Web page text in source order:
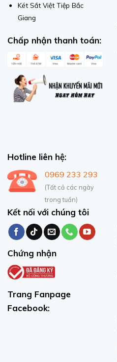
Két Sắt Việt Tiệp Bắc
Giang
Chấp nhận thanh toán:
Hotline liên hệ:
0969 233 293
(Tất cả các ngày
trong tuần)
Kết nối với chúng tôi
Chứng nhận
Trang Fanpage
Facebook: